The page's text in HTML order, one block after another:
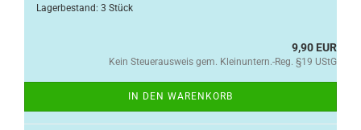
Lagerbestand: 3 Stück
9,90 EUR
Kein Steuerausweis gem. Kleinuntern.-Reg. §19 UStG
IN DEN WARENKORB